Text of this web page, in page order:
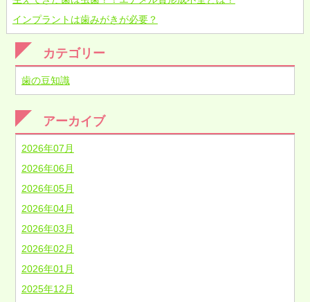
インプラントは歯みがきが必要？
カテゴリー
歯の豆知識
アーカイブ
2026年07月
2026年06月
2026年05月
2026年04月
2026年03月
2026年02月
2026年01月
2025年12月